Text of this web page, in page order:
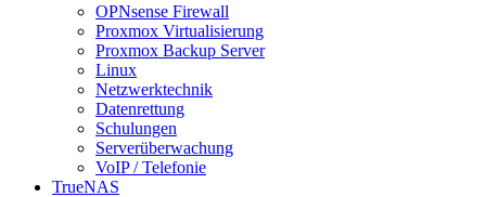
OPNsense Firewall
Proxmox Virtualisierung
Proxmox Backup Server
Linux
Netzwerktechnik
Datenrettung
Schulungen
Serverüberwachung
VoIP / Telefonie
TrueNAS